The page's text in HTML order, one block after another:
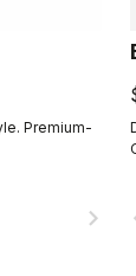
Premium-
navigate_next